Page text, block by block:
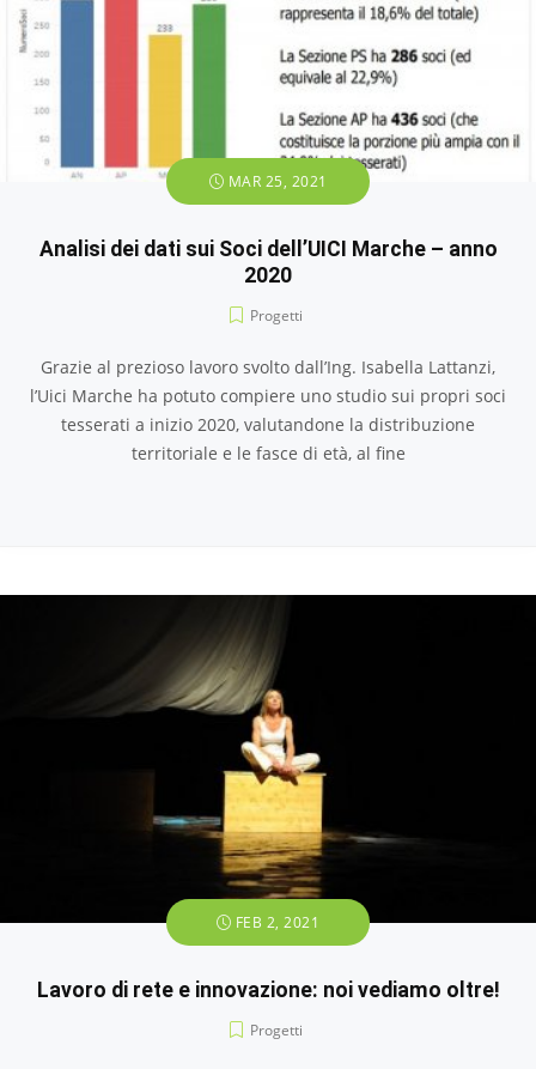
MAR 25, 2021
Analisi dei dati sui Soci dell’UICI Marche – anno
2020
Progetti
Grazie al prezioso lavoro svolto dall’Ing. Isabella Lattanzi,
l’Uici Marche ha potuto compiere uno studio sui propri soci
tesserati a inizio 2020, valutandone la distribuzione
territoriale e le fasce di età, al fine
FEB 2, 2021
Lavoro di rete e innovazione: noi vediamo oltre!
Progetti